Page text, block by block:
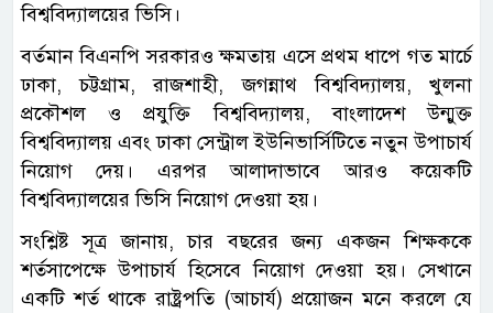
বিশ্ববিদ্যালয়ের ভিসি।
বর্তমান বিএনপি সরকারও ক্ষমতায় এসে প্রথম ধাপে গত মার্চে
ঢাকা, চট্টগ্রাম, রাজশাহী, জগন্নাথ বিশ্ববিদ্যালয়, খুলনা
প্রকৌশল ও প্রযুক্তি বিশ্ববিদ্যালয়, বাংলাদেশ উন্মুক্ত
বিশ্ববিদ্যালয় এবং ঢাকা সেন্ট্রাল ইউনিভার্সিটিতে নতুন উপাচার্য
নিয়োগ দেয়। এরপর আলাদাভাবে আরও কয়েকটি
বিশ্ববিদ্যালয়ের ভিসি নিয়োগ দেওয়া হয়।
সংশ্লিষ্ট সূত্র জানায়, চার বছরের জন্য একজন শিক্ষককে
শর্তসাপেক্ষে উপাচার্য হিসেবে নিয়োগ দেওয়া হয়। সেখানে
একটি শর্ত থাকে রাষ্ট্রপতি (আচার্য) প্রয়োজন মনে করলে যে